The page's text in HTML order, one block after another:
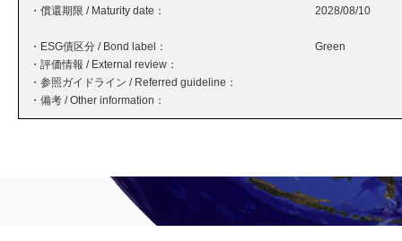
・償還期限 / Maturity date：
2028/08/10
・ESG債区分 / Bond label：
Green
・評価情報 / External review：
・参照ガイドライン / Referred guideline：
・備考 / Other information：